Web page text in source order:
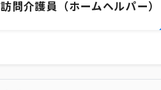
訪問介護員（ホームヘルパー）